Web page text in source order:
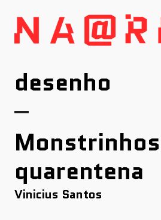
to
content
desenho
quarentena
Vinicius Santos